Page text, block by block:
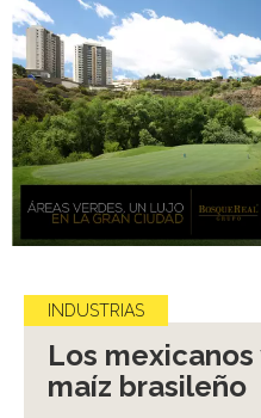
INDUSTRIAS
Los
maíz brasileño